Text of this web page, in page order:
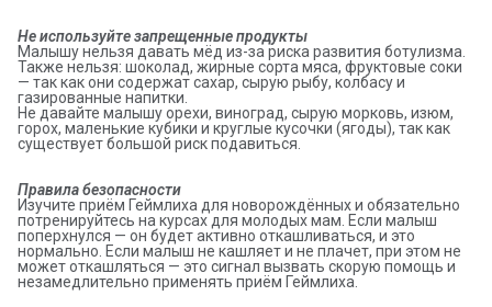
Не используйте запрещенные продукты
Малышу нельзя давать мёд из-за риска развития ботулизма.
Также нельзя: шоколад, жирные сорта мяса, фруктовые соки
— так как они содержат сахар, сырую рыбу, колбасу и
газированные напитки.
Не давайте малышу орехи, виноград, сырую морковь, изюм,
горох, маленькие кубики и круглые кусочки (ягоды), так как
существует большой риск подавиться.
Правила безопасности
Изучите приём Геймлиха для новорождённых и обязательно
потренируйтесь на курсах для молодых мам. Если малыш
поперхнулся — он будет активно откашливаться, и это
нормально. Если малыш не кашляет и не плачет, при этом не
может откашляться — это сигнал вызвать скорую помощь и
незамедлительно применять приём Геймлиха.